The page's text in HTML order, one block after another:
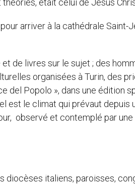
était celui de Jésus
arriver à la cathédrale Saint-
de livres sur le sujet ; des
organisées à Turin, des
del Popolo », dans une édition
est le climat qui prévaut depuis
observé et contemplé par
diocèses italiens, paroisses,